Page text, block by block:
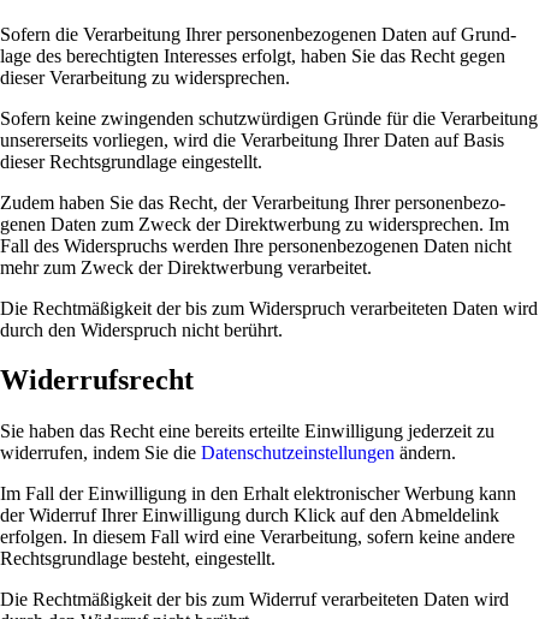
Sofern die Ver­ar­bei­tung Ihrer per­so­nen­be­zo­genen Daten auf Grund­
lage des berech­tigten Inter­esses erfolgt, haben Sie das Recht gegen
dieser Ver­ar­bei­tung zu widersprechen.
Sofern keine zwin­genden schutz­wür­digen Gründe für die Ver­ar­bei­tung
unse­rer­seits vor­liegen, wird die Ver­ar­bei­tung Ihrer Daten auf Basis
dieser Rechts­grund­lage eingestellt.
Zudem haben Sie das Recht, der Ver­ar­bei­tung Ihrer per­so­nen­be­zo­
genen Daten zum Zweck der Direkt­wer­bung zu wider­spre­chen. Im
Fall des Wider­spruchs werden Ihre per­so­nen­be­zo­genen Daten nicht
mehr zum Zweck der Direkt­wer­bung verarbeitet.
Die Recht­mä­ßig­keit der bis zum Wider­spruch ver­ar­bei­teten Daten wird
durch den Wider­spruch nicht berührt.
Widerrufsrecht
Sie haben das Recht eine bereits erteilte Ein­wil­li­gung jeder­zeit zu
wider­rufen, indem Sie die Daten­schutz­ein­stel­lungen ändern.
Im Fall der Ein­wil­li­gung in den Erhalt elek­tro­ni­scher Wer­bung kann
der Widerruf Ihrer Ein­wil­li­gung durch Klick auf den Abmel­de­link
erfolgen. In diesem Fall wird eine Ver­ar­bei­tung, sofern keine andere
Rechts­grund­lage besteht, eingestellt.
Die Recht­mä­ßig­keit der bis zum Widerruf ver­ar­bei­teten Daten wird